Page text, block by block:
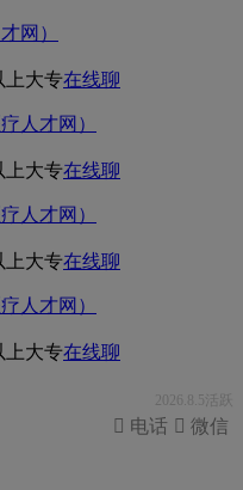
网）
上大专在线聊
人才网）
上大专在线聊
人才网）
上大专在线聊
人才网）
上大专在线聊
2026.8.5活跃
 微信
 电话